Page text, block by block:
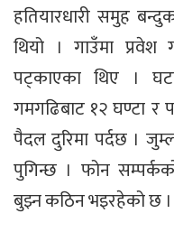
हतियारधारी समुह
थियो । गाउँमा
पट्काएका थिए ।
गमगढिबाट १२ घण्टा र
पैदल दुरिमा पर्दछ ।
पुगिन्छ । फोन
बुझ्न कठिन भइरहेको छ ।